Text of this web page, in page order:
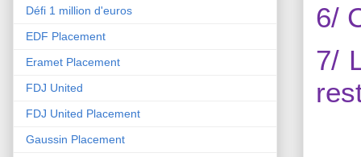
6/
7/
Défi 1 million d'euros
EDF Placement
Eramet Placement
FDJ United
FDJ United Placement
Gaussin Placement